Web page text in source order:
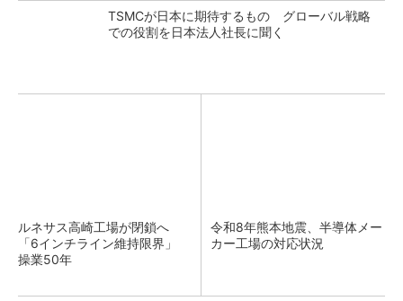
TSMCが日本に期待するもの グローバル戦略
での役割を日本法人社長に聞く
ルネサス高崎工場が閉鎖へ
「6インチライン維持限界」
操業50年
令和8年熊本地震、半導体メー
カー工場の対応状況